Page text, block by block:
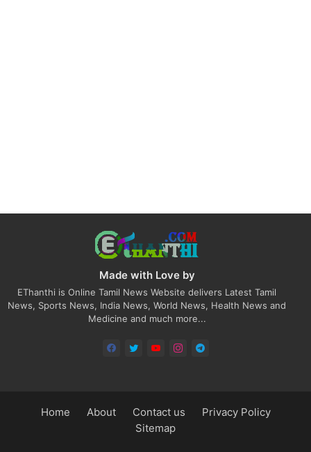
Made with Love by
EThanthi is Online Tamil News Website delivers Latest Tamil
News, Sports News, India News, World News, Health News and
Medicine and much more...
Home About Contact us
Privacy Policy
Sitemap